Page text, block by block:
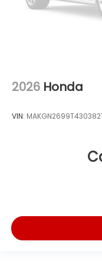
2026 Honda
VIN: